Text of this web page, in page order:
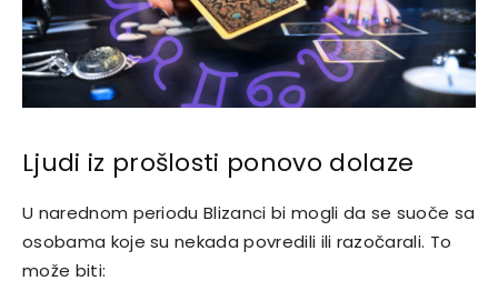
Ljudi iz prošlosti ponovo dolaze
U narednom periodu Blizanci bi mogli da se suoče sa
osobama koje su nekada povredili ili razočarali. To
može biti: